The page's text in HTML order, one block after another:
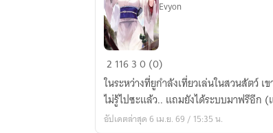
[Fic
All]เดิน
ทาง
ข้าม
จักรวาล
Evyon
2 11630 (0)
ในระหว่างที่ยูกำลังเที่ยวเล่นในสวนสัตว์
ไม่รู้ไปซะแล้ว.. แถมยังได้ระบบมาฟรีอี
อัปเดตล่าสุด 6 เม.ย. 69 / 15:35 น.